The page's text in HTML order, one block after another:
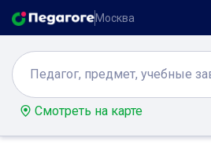
Москва
Смотреть на карте